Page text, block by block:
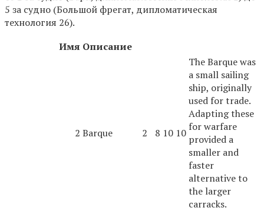
5 за судно (Большой фрегат, дипломатическая
технология 26).
Имя Описание
2 Barque 2 8 10 10
The Barque was
a small sailing
ship, originally
used for trade.
Adapting these
for warfare
provided a
smaller and
faster
alternative to
the larger
carracks.